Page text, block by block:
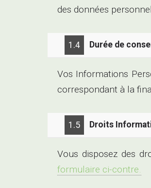
des données
1.4 Durée de
Vos Informations
correspondant à la
1.5 Droits
Vous disposez des
formulaire ci-contre.